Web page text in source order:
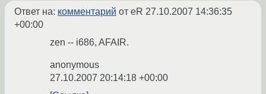
Ответ на: комментарий от eR 27.10.2007 14:36:35
+00:00
zen -- i686, AFAIR.
anonymous
27.10.2007 20:14:18 +00:00